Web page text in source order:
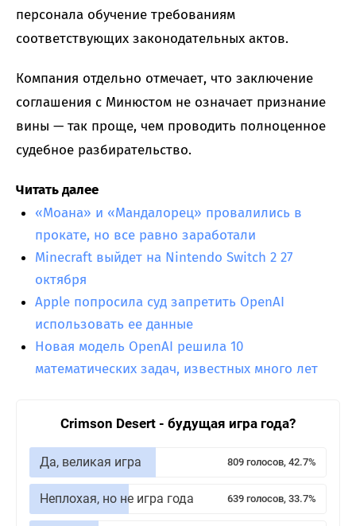
персонала обучение требованиям
соответствующих законодательных актов.
Компания отдельно отмечает, что заключение
соглашения с Минюстом не означает признание
вины — так проще, чем проводить полноценное
судебное разбирательство.
Читать далее
«Моана» и «Мандалорец» провалились в
прокате, но все равно заработали
Minecraft выйдет на Nintendo Switch 2 27
октября
Apple попросила суд запретить OpenAI
использовать ее данные
Новая модель OpenAI решила 10
математических задач, известных много лет
Crimson Desert - будущая игра года?
Да, великая игра 809 голосов, 42.7%
Неплохая, но не игра года 639 голосов, 33.7%